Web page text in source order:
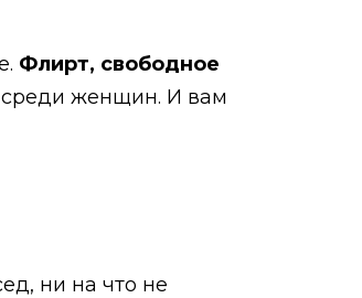
Флирт, свободное
среди женщин. И вам
ни на что не